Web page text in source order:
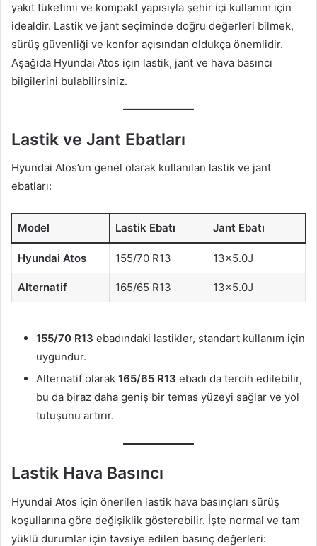
yakıt tüketimi ve kompakt yapısıyla şehir içi kullanım için
idealdir. Lastik ve jant seçiminde doğru değerleri bilmek,
sürüş güvenliği ve konfor açısından oldukça önemlidir.
Aşağıda Hyundai Atos için lastik, jant ve hava basıncı
bilgilerini bulabilirsiniz.
Lastik ve Jant Ebatları
Hyundai Atos’un genel olarak kullanılan lastik ve jant
ebatları:
Model Lastik Ebatı Jant Ebatı
Hyundai Atos 155/70 R13 13×5.0J
Alternatif 165/65 R13 13×5.0J
155/70 R13 ebadındaki lastikler, standart kullanım için
uygundur.
Alternatif olarak 165/65 R13 ebadı da tercih edilebilir,
bu da biraz daha geniş bir temas yüzeyi sağlar ve yol
tutuşunu artırır.
Lastik Hava Basıncı
Hyundai Atos için önerilen lastik hava basınçları sürüş
koşullarına göre değişiklik gösterebilir. İşte normal ve tam
yüklü durumlar için tavsiye edilen basınç değerleri: